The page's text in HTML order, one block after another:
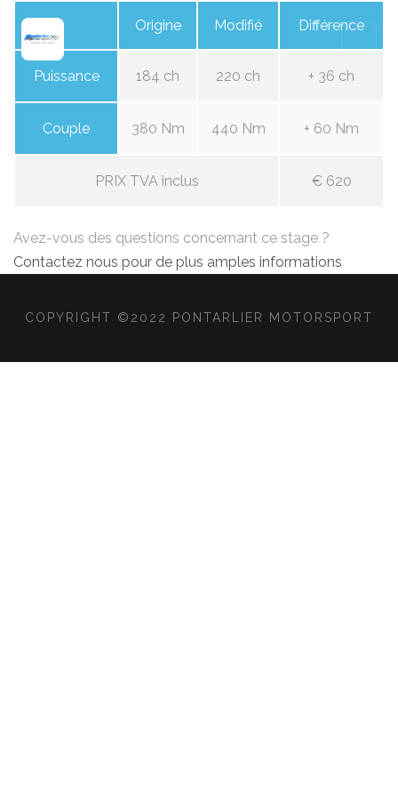
Origine Modifié Différence
Puissance 184 ch 220 ch + 36 ch
Couple 380 Nm 440 Nm + 60 Nm
PRIX TVA inclus € 620
Avez-vous des questions concernant ce stage ?
Contactez nous pour de plus amples informations
COPYRIGHT ©2022 PONTARLIER MOTORSPORT